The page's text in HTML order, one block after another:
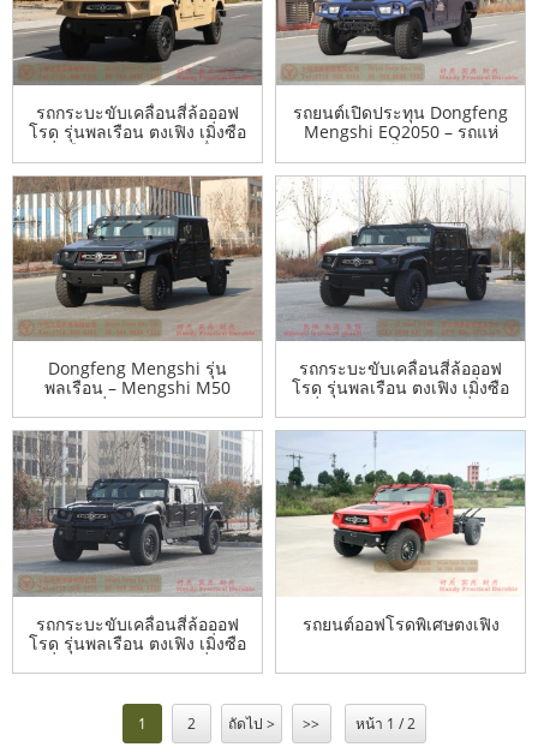
รถกระบะขับเคลื่อนสี่ล้อออฟ
โรด รุ่นพลเรือน ตงเฟิง เมิ่งซือ
– เมิ่งซือ M50 ดัดแปลงเพื่อการ
ส่งออก –
รถยนต์เปิดประทุน Dongfeng
Mengshi EQ2050 – รถแห่
Mengshi – ผู้ผลิตรถบรรทุก
ออฟโรดขับเคลื่อนสี่ล้อ
Dongfeng เพื่อการส่งออก
Dongfeng Mengshi รุ่น
พลเรือน – Mengshi M50
ดัดแปลงเพื่อการส่งออก – แชส
ซีรถกระบะขับเคลื่อนสี่ล้อ
สำหรับใช้งานนอกถนน
รถกระบะขับเคลื่อนสี่ล้อออฟ
โรด รุ่นพลเรือน ตงเฟิง เมิ่งซือ
– เมิ่งซือ M50 ดัดแปลงเพื่อการ
ส่งออก –
รถกระบะขับเคลื่อนสี่ล้อออฟ
โรด รุ่นพลเรือน ตงเฟิง เมิ่งซือ
– เมิ่งซือ M50 ดัดแปลงเพื่อการ
ส่งออก –
รถยนต์ออฟโรดพิเศษตงเฟิง
1 2 ถัดไป > >> หน้า 1 / 2